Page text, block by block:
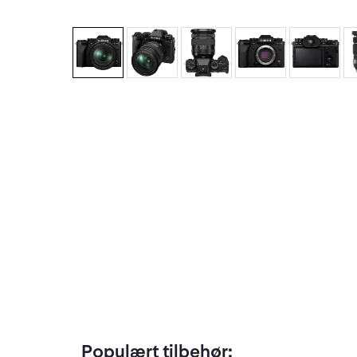
Populært tilbehør: